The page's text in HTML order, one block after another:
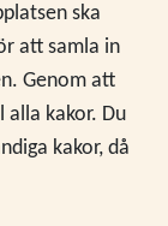
ska
att samla in
Genom att
alla kakor. Du
kakor, då